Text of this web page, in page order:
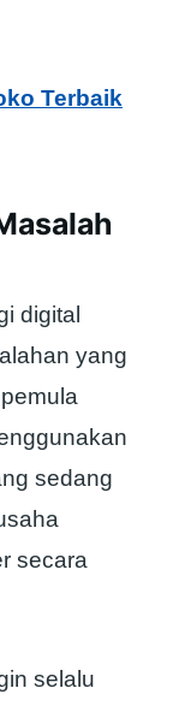
Terbaik
digital
yang
sedang
secara
selalu